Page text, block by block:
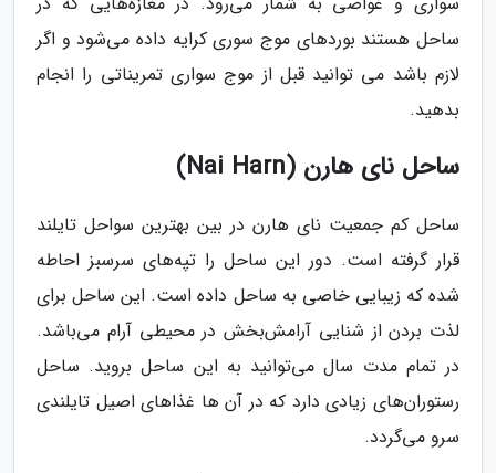
ساحل هستند بوردهای موج سوری کرایه داده می‌شود و اگر
لازم باشد می توانید قبل از موج سواری تمریناتی را انجام
بدهید.
ساحل نای هارن (Nai Harn)
ساحل کم جمعیت نای هارن در بین بهترین سواحل تایلند
قرار گرفته است. دور این ساحل را تپه‌های سرسبز احاطه
شده که زیبایی خاصی به ساحل داده است. این ساحل برای
لذت بردن از شنایی آرامش‌بخش در محیطی آرام می‌باشد.
در تمام مدت سال می‌توانید به این ساحل بروید. ساحل
رستوران‌های زیادی دارد که در آن ها غذاهای اصیل تایلندی
سرو می‌گردد.